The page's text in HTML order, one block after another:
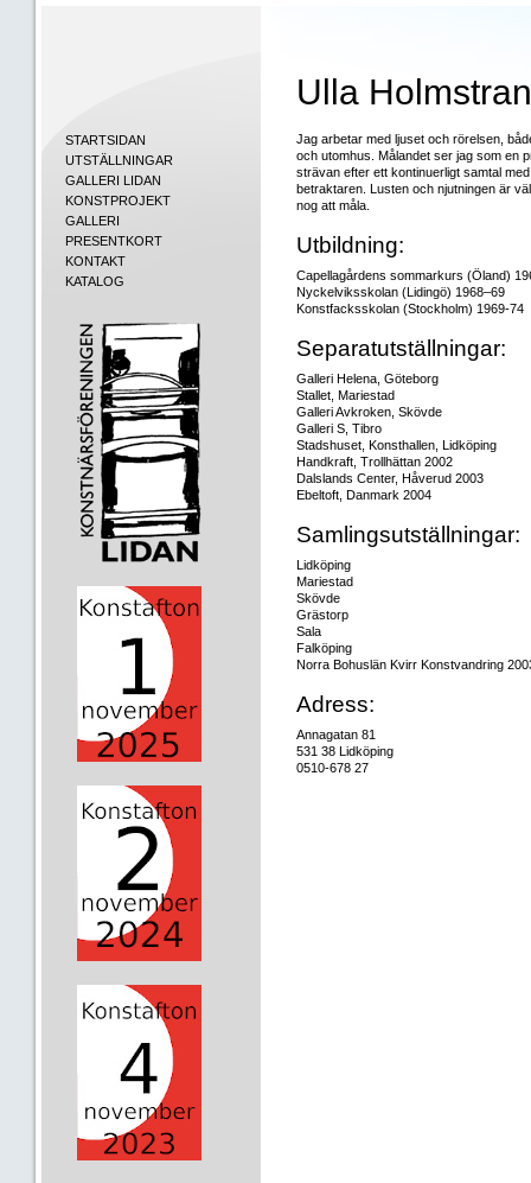
STARTSIDAN
UTSTÄLLNINGAR
GALLERI LIDAN
KONSTPROJEKT
GALLERI
PRESENTKORT
KONTAKT
KATALOG
Ulla
Jag arbetar med ljuset och rörelsen,
och utomhus. Målandet ser jag som en
strävan efter ett kontinuerligt samtal
betraktaren. Lusten och njutningen är
nog att måla.
Utbildning:
Capellagårdens sommarkurs (Öland)
Nyckelviksskolan (Lidingö) 1968–69
Konstfacksskolan (Stockholm) 1969-74
Separatutställningar:
Galleri Helena, Göteborg
Stallet, Mariestad
Galleri Avkroken, Skövde
Galleri S, Tibro
Stadshuset, Konsthallen, Lidköping
Handkraft, Trollhättan 2002
Dalslands Center, Håverud 2003
Ebeltoft, Danmark 2004
Samlingsutställningar:
Lidköping
Mariestad
Skövde
Grästorp
Sala
Falköping
Norra Bohuslän Kvirr Konstvandring
Adress:
Annagatan 81
531 38 Lidköping
0510-678 27